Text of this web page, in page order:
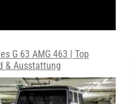
G 63 AMG 463 | Top
& Ausstattung